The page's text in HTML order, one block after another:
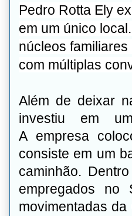
Pedro Rotta Ely
em um único
núcleos
com múltiplas
Além de deixar
investiu em
A empresa
consiste em um
caminhão.
empregados
movimentadas